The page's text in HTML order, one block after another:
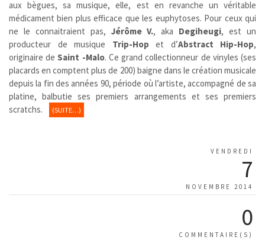
aux bègues, sa musique, elle, est en revanche un véritable
médicament bien plus efficace que les euphytoses. Pour ceux qui
ne le connaitraient pas, Jérôme V., aka Degiheugi, est un
producteur de musique Trip-Hop et d’Abstract Hip-Hop,
originaire deSaint -Malo. Ce grand collectionneur de vinyles (ses
placards en comptent plus de 200) baigne dans le création musicale
depuis la fin des années 90, période où l’artiste, accompagné de sa
platine, balbutie ses premiers arrangements et ses premiers
scratchs.
(SUITE…)
VENDREDI
7
NOVEMBRE 2014
0
COMMENTAIRE(S)